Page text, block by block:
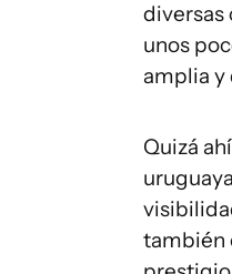
diversas
unos
amplia y
Quizá
también